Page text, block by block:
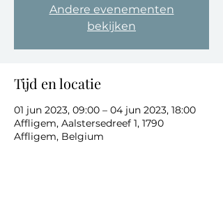
Andere evenementen
bekijken
Tijd en locatie
01 jun 2023, 09:00 – 04 jun 2023, 18:00
Affligem, Aalstersedreef 1, 1790
Affligem, Belgium